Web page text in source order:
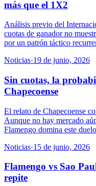
más que el 1X2
Análisis previo del
cuotas de ganador no
por un patrón táctico
Noticias·19 de junio, 2026
Sin cuotas, la
Chapecoense
El relato de Chapecoense
Aunque no hay mercado
Flamengo domina este
Noticias·15 de junio, 2026
Flamengo vs Sao
repite